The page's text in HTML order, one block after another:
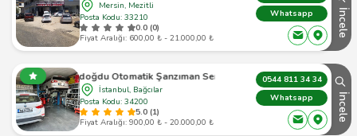
Mersin, Mezitli
Posta Kodu: 33210
0.0 (0)
Fiyat Aralığı: 600,00 ₺ - 21.000,00 ₺
Whatsapp
İncele
Aydoğdu Otomatik Şanzıman Servisi
İstanbul, Bağcılar
Posta Kodu: 34200
5.0 (1)
Fiyat Aralığı: 900,00 ₺ - 20.000,00 ₺
0544 811 34 34
Whatsapp
İncele